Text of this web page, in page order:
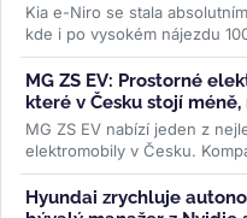
Kia e-Niro se stala
kde i po vysokém nájezdu
původní...>>
MG ZS EV: Prostorné
které v Česku stojí
MG ZS EV nabízí jeden z
elektromobily v Česku.
WLTP a 7letou...>>
Hyundai zrychluje